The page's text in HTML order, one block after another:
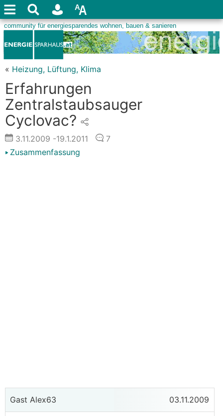
« Heizung, Lüftung, Klima
Erfahrungen
Zentralstaubsauger
Cyclovac?
3.11.2009 -19.1.2011
7
Zusammenfassung
Gast Alex63 03.11.2009